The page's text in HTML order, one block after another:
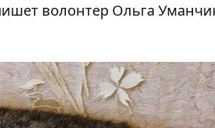
волонтер Ольга